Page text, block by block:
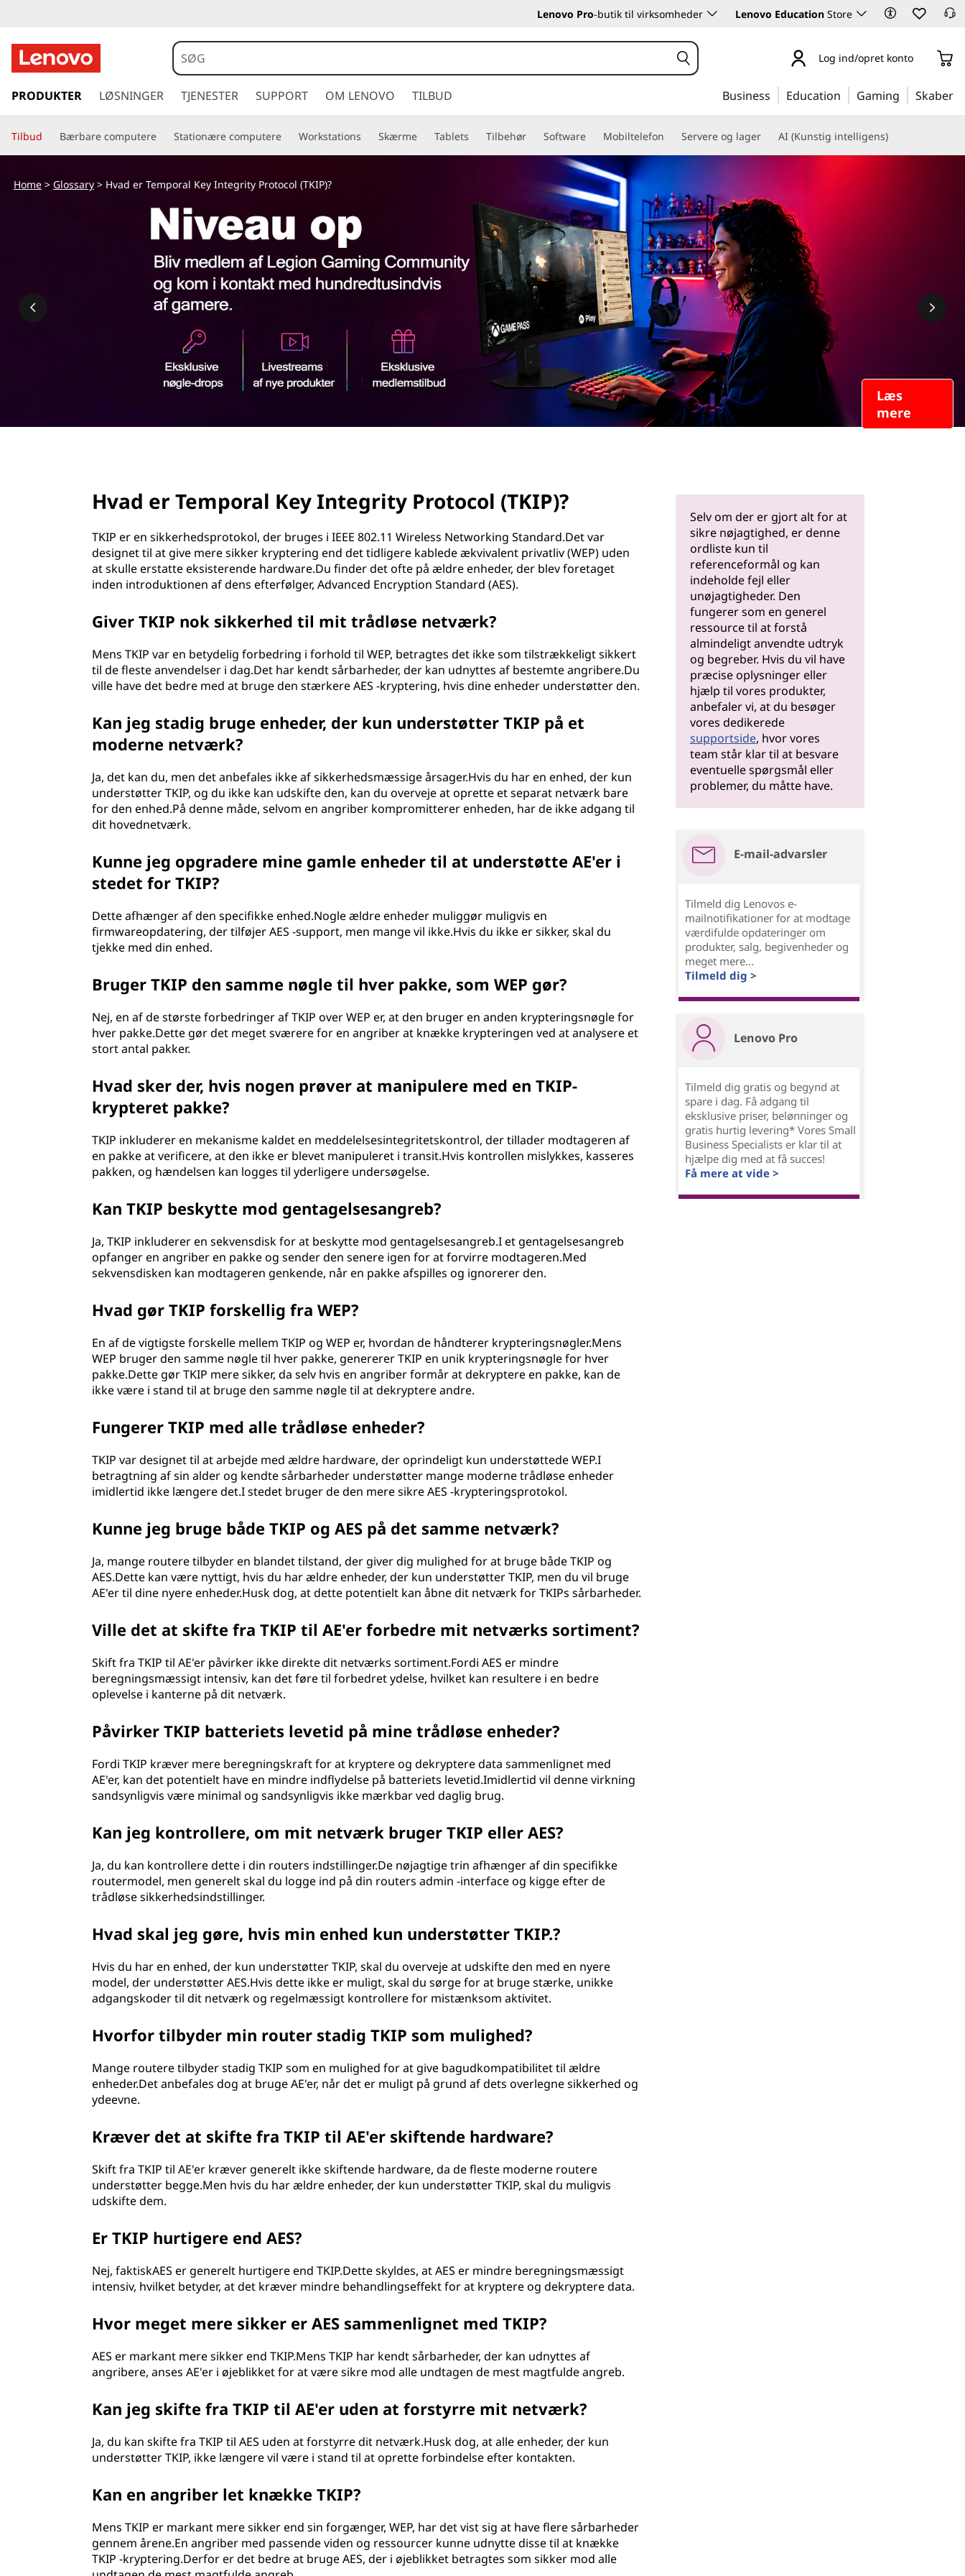
Lenovo Pro-butik til virksomheder Lenovo Education Store
p
n
g
i
Log ind/opret konto
PRODUKTER LØSNINGER TJENESTER SUPPORT OM LENOVO TILBUD Business Education Gaming Skaber
Tilbud Bærbare computere Stationære computere Workstations Skærme Tablets Tilbehør Software Mobiltelefon Servere og lager AI (Kunstig intelligens)
Læs
mere
Home> Glossary> Hvad er Temporal Key Integrity Protocol (TKIP)?
Hvad er Temporal Key Integrity Protocol (TKIP)?
TKIP er en sikkerhedsprotokol, der bruges i IEEE 802.11 Wireless Networking Standard.Det var
designet til at give mere sikker kryptering end det tidligere kablede ækvivalent privatliv (WEP) uden
at skulle erstatte eksisterende hardware.Du finder det ofte på ældre enheder, der blev foretaget
inden introduktionen af dens efterfølger, Advanced Encryption Standard (AES).
Giver TKIP nok sikkerhed til mit trådløse netværk?
Mens TKIP var en betydelig forbedring i forhold til WEP, betragtes det ikke som tilstrækkeligt sikkert
til de fleste anvendelser i dag.Det har kendt sårbarheder, der kan udnyttes af bestemte angribere.Du
ville have det bedre med at bruge den stærkere AES -kryptering, hvis dine enheder understøtter den.
Kan jeg stadig bruge enheder, der kun understøtter TKIP på et
moderne netværk?
Ja, det kan du, men det anbefales ikke af sikkerhedsmæssige årsager.Hvis du har en enhed, der kun
understøtter TKIP, og du ikke kan udskifte den, kan du overveje at oprette et separat netværk bare
for den enhed.På denne måde, selvom en angriber kompromitterer enheden, har de ikke adgang til
dit hovednetværk.
Kunne jeg opgradere mine gamle enheder til at understøtte AE'er i
stedet for TKIP?
Dette afhænger af den specifikke enhed.Nogle ældre enheder muliggør muligvis en
firmwareopdatering, der tilføjer AES -support, men mange vil ikke.Hvis du ikke er sikker, skal du
tjekke med din enhed.
Bruger TKIP den samme nøgle til hver pakke, som WEP gør?
Nej, en af de største forbedringer af TKIP over WEP er, at den bruger en anden krypteringsnøgle for
hver pakke.Dette gør det meget sværere for en angriber at knække krypteringen ved at analysere et
stort antal pakker.
Hvad sker der, hvis nogen prøver at manipulere med en TKIP-
krypteret pakke?
TKIP inkluderer en mekanisme kaldet en meddelelsesintegritetskontrol, der tillader modtageren af
en pakke at verificere, at den ikke er blevet manipuleret i transit.Hvis kontrollen mislykkes, kasseres
pakken, og hændelsen kan logges til yderligere undersøgelse.
Kan TKIP beskytte mod gentagelsesangreb?
Ja, TKIP inkluderer en sekvensdisk for at beskytte mod gentagelsesangreb.I et gentagelsesangreb
opfanger en angriber en pakke og sender den senere igen for at forvirre modtageren.Med
sekvensdisken kan modtageren genkende, når en pakke afspilles og ignorerer den.
Hvad gør TKIP forskellig fra WEP?
En af de vigtigste forskelle mellem TKIP og WEP er, hvordan de håndterer krypteringsnøgler.Mens
WEP bruger den samme nøgle til hver pakke, genererer TKIP en unik krypteringsnøgle for hver
pakke.Dette gør TKIP mere sikker, da selv hvis en angriber formår at dekryptere en pakke, kan de
ikke være i stand til at bruge den samme nøgle til at dekryptere andre.
Fungerer TKIP med alle trådløse enheder?
TKIP var designet til at arbejde med ældre hardware, der oprindeligt kun understøttede WEP.I
betragtning af sin alder og kendte sårbarheder understøtter mange moderne trådløse enheder
imidlertid ikke længere det.I stedet bruger de den mere sikre AES -krypteringsprotokol.
Kunne jeg bruge både TKIP og AES på det samme netværk?
Ja, mange routere tilbyder en blandet tilstand, der giver dig mulighed for at bruge både TKIP og
AES.Dette kan være nyttigt, hvis du har ældre enheder, der kun understøtter TKIP, men du vil bruge
AE'er til dine nyere enheder.Husk dog, at dette potentielt kan åbne dit netværk for TKIPs sårbarheder.
Ville det at skifte fra TKIP til AE'er forbedre mit netværks sortiment?
Skift fra TKIP til AE'er påvirker ikke direkte dit netværks sortiment.Fordi AES er mindre
beregningsmæssigt intensiv, kan det føre til forbedret ydelse, hvilket kan resultere i en bedre
oplevelse i kanterne på dit netværk.
Påvirker TKIP batteriets levetid på mine trådløse enheder?
Fordi TKIP kræver mere beregningskraft for at kryptere og dekryptere data sammenlignet med
AE'er, kan det potentielt have en mindre indflydelse på batteriets levetid.Imidlertid vil denne virkning
sandsynligvis være minimal og sandsynligvis ikke mærkbar ved daglig brug.
Kan jeg kontrollere, om mit netværk bruger TKIP eller AES?
Ja, du kan kontrollere dette i din routers indstillinger.De nøjagtige trin afhænger af din specifikke
routermodel, men generelt skal du logge ind på din routers admin -interface og kigge efter de
trådløse sikkerhedsindstillinger.
Hvad skal jeg gøre, hvis min enhed kun understøtter TKIP.?
Hvis du har en enhed, der kun understøtter TKIP, skal du overveje at udskifte den med en nyere
model, der understøtter AES.Hvis dette ikke er muligt, skal du sørge for at bruge stærke, unikke
adgangskoder til dit netværk og regelmæssigt kontrollere for mistænksom aktivitet.
Hvorfor tilbyder min router stadig TKIP som mulighed?
Mange routere tilbyder stadig TKIP som en mulighed for at give bagudkompatibilitet til ældre
enheder.Det anbefales dog at bruge AE'er, når det er muligt på grund af dets overlegne sikkerhed og
ydeevne.
Kræver det at skifte fra TKIP til AE'er skiftende hardware?
Skift fra TKIP til AE'er kræver generelt ikke skiftende hardware, da de fleste moderne routere
understøtter begge.Men hvis du har ældre enheder, der kun understøtter TKIP, skal du muligvis
udskifte dem.
Er TKIP hurtigere end AES?
Nej, faktiskAES er generelt hurtigere end TKIP.Dette skyldes, at AES er mindre beregningsmæssigt
intensiv, hvilket betyder, at det kræver mindre behandlingseffekt for at kryptere og dekryptere data.
Hvor meget mere sikker er AES sammenlignet med TKIP?
AES er markant mere sikker end TKIP.Mens TKIP har kendt sårbarheder, der kan udnyttes af
angribere, anses AE'er i øjeblikket for at være sikre mod alle undtagen de mest magtfulde angreb.
Kan jeg skifte fra TKIP til AE'er uden at forstyrre mit netværk?
Ja, du kan skifte fra TKIP til AES uden at forstyrre dit netværk.Husk dog, at alle enheder, der kun
understøtter TKIP, ikke længere vil være i stand til at oprette forbindelse efter kontakten.
Kan en angriber let knække TKIP?
Mens TKIP er markant mere sikker end sin forgænger, WEP, har det vist sig at have flere sårbarheder
gennem årene.En angriber med passende viden og ressourcer kunne udnytte disse til at knække
TKIP -kryptering.Derfor er det bedre at bruge AES, der i øjeblikket betragtes som sikker mod alle
Selv om der er gjort alt for at
sikre nøjagtighed, er denne
ordliste kun til
referenceformål og kan
indeholde fejl eller
unøjagtigheder. Den
fungerer som en generel
ressource til at forstå
almindeligt anvendte udtryk
og begreber. Hvis du vil have
præcise oplysninger eller
hjælp til vores produkter,
anbefaler vi, at du besøger
vores dedikerede
supportside, hvor vores
team står klar til at besvare
eventuelle spørgsmål eller
problemer, du måtte have.
E-mail-advarsler
Tilmeld dig Lenovos e-
mailnotifikationer for at modtage
værdifulde opdateringer om
produkter, salg, begivenheder og
meget mere...
Tilmeld dig >
Lenovo Pro
Tilmeld dig gratis og begynd at
spare i dag. Få adgang til
eksklusive priser, belønninger og
gratis hurtig levering* Vores Small
Business Specialists er klar til at
hjælpe dig med at få succes!
Få mere at vide >